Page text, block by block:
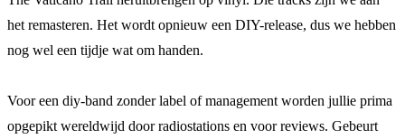
het remasteren. Het wordt opnieuw een DIY-release, dus we hebben
nog wel een tijdje wat om handen.
Voor een diy-band zonder label of management worden jullie prima
opgepikt wereldwijd door radiostations en voor reviews. Gebeurt